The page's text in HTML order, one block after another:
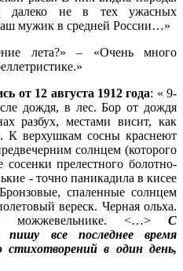
не в тех ужасных
мужик в средней России…»
лета?» – «Очень много
от 12 августа 1912 года: « 9-
дождя, в лес. Бор от дождя
разбух, местами висит, как
К верхушкам сосны краснеют
солнцем (которого
прелестного болотно-
- точно паникадила в кисее
спаленные солнцем
вереск. Черная ольха.
можжевельнике. <…> С
пишу все последнее время
стихотворений в один день,